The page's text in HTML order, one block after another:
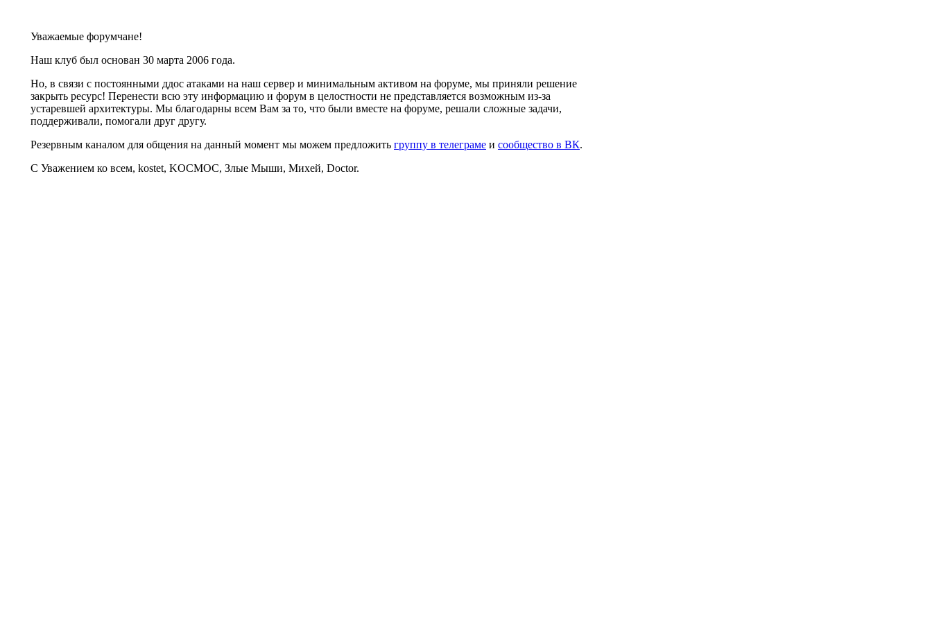
Уважаемые форумчане!
Наш клуб был основан 30 марта 2006 года.
Но, в связи с постоянными ддос атаками на наш сервер и минимальным активом на форуме, мы приняли решение
закрыть ресурс! Перенести всю эту информацию и форум в целостности не представляется возможным из-за
устаревшей архитектуры. Мы благодарны всем Вам за то, что были вместе на форуме, решали сложные задачи,
поддерживали, помогали друг другу.
Резервным каналом для общения на данный момент мы можем предложить группу в телеграме и сообщество в ВК.
С Уважением ко всем, kostet, KOCMOC, Злые Мыши, Михей, Doctor.